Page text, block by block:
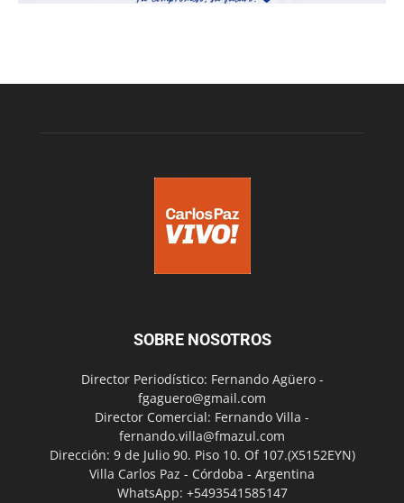
SOBRE NOSOTROS
Director Periodístico: Fernando Agüero -
fgaguero@gmail.com
Director Comercial: Fernando Villa -
fernando.villa@fmazul.com
Dirección: 9 de Julio 90. Piso 10. Of 107.(X5152EYN)
Villa Carlos Paz - Córdoba - Argentina
WhatsApp: +5493541585147